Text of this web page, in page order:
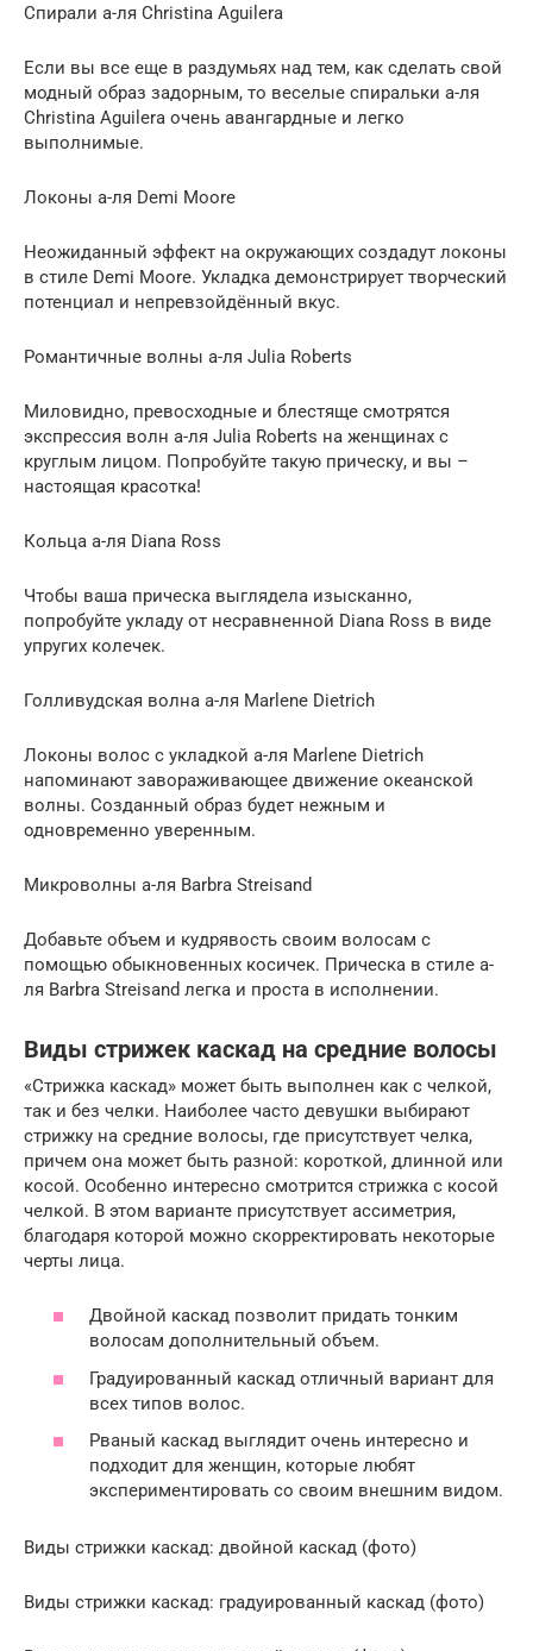
Спирали а-ля Christina Aguilera
Если вы все еще в раздумьях над тем, как сделать свой
модный образ задорным, то веселые спиральки а-ля
Christina Aguilera очень авангардные и легко
выполнимые.
Локоны а-ля Demi Moore
Неожиданный эффект на окружающих создадут локоны
в стиле Demi Moore. Укладка демонстрирует творческий
потенциал и непревзойдённый вкус.
Романтичные волны а-ля Julia Roberts
Миловидно, превосходные и блестяще смотрятся
экспрессия волн а-ля Julia Roberts на женщинах с
круглым лицом. Попробуйте такую прическу, и вы –
настоящая красотка!
Кольца а-ля Diana Ross
Чтобы ваша прическа выглядела изысканно,
попробуйте укладу от несравненной Diana Ross в виде
упругих колечек.
Голливудская волна а-ля Marlene Dietrich
Локоны волос с укладкой а-ля Marlene Dietrich
напоминают завораживающее движение океанской
волны. Созданный образ будет нежным и
одновременно уверенным.
Микроволны а-ля Barbra Streisand
Добавьте объем и кудрявость своим волосам с
помощью обыкновенных косичек. Прическа в стиле а-
ля Barbra Streisand легка и проста в исполнении.
Виды стрижек каскад на средние волосы
«Стрижка каскад» может быть выполнен как с челкой,
так и без челки. Наиболее часто девушки выбирают
стрижку на средние волосы, где присутствует челка,
причем она может быть разной: короткой, длинной или
косой. Особенно интересно смотрится стрижка с косой
челкой. В этом варианте присутствует ассиметрия,
благодаря которой можно скорректировать некоторые
черты лица.
Двойной каскад позволит придать тонким
волосам дополнительный объем.
Градуированный каскад отличный вариант для
всех типов волос.
Рваный каскад выглядит очень интересно и
подходит для женщин, которые любят
экспериментировать со своим внешним видом.
Виды стрижки каскад: двойной каскад (фото)
Виды стрижки каскад: градуированный каскад (фото)